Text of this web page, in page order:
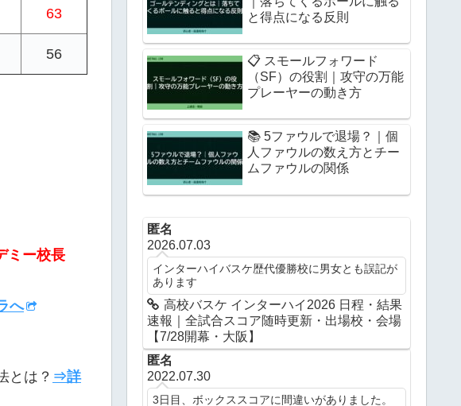
63
56
ミー校長
へ
とは？ ⇒詳
と得点になる反則
📋 スモールフォワード
（SF）の役割｜攻守の万能
プレーヤーの動き方
📚 5ファウルで退場？｜個
人ファウルの数え方とチー
ムファウルの関係
匿名
2026.07.03
インターハイバスケ歴代優勝校に男女とも誤記が
あります
高校バスケ インターハイ2026 日程・結果
速報｜全試合スコア随時更新・出場校・会場
【7/28開幕・大阪】
匿名
2022.07.30
3日目、ボックススコアに間違いがありました。